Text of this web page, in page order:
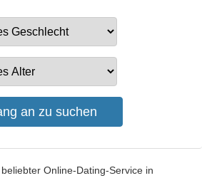
Online-Dating-Service in